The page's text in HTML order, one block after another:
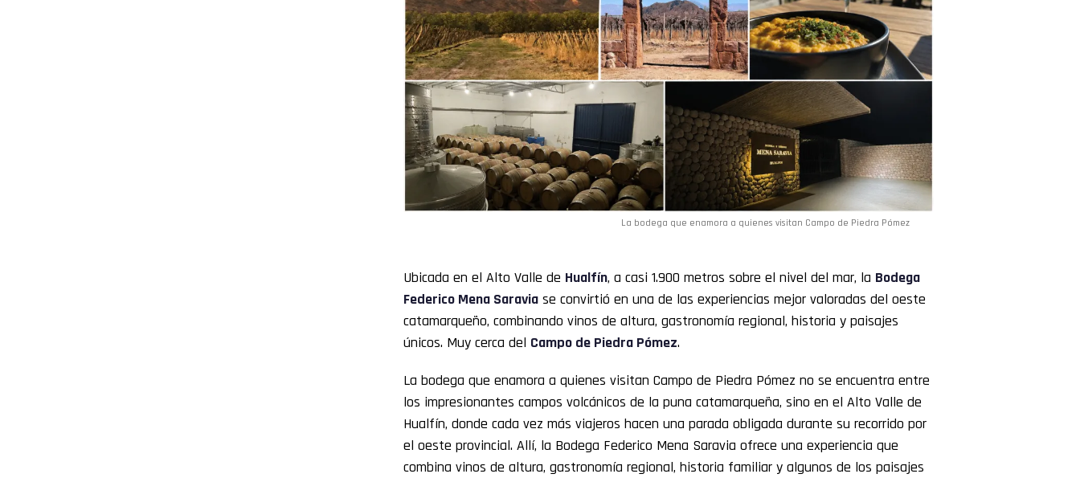
La bodega que enamora a quienes visitan Campo de Piedra Pómez
Ubicada en el Alto Valle de Hualfín, a casi 1.900 metros sobre el nivel del mar, la Bodega
Federico Mena Saravia se convirtió en una de las experiencias mejor valoradas del oeste
catamarqueño, combinando vinos de altura, gastronomía regional, historia y paisajes
únicos. Muy cerca del Campo de Piedra Pómez.
La bodega que enamora a quienes visitan Campo de Piedra Pómez no se encuentra entre
los impresionantes campos volcánicos de la puna catamarqueña, sino en el Alto Valle de
Hualfín, donde cada vez más viajeros hacen una parada obligada durante su recorrido por
el oeste provincial. Allí, la Bodega Federico Mena Saravia ofrece una experiencia que
combina vinos de altura, gastronomía regional, historia familiar y algunos de los paisajes